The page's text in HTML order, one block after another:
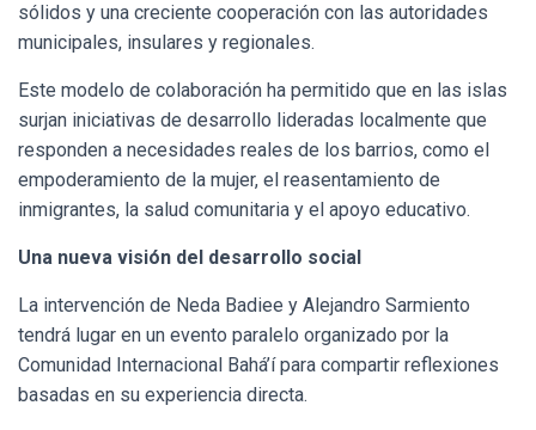
sólidos y una creciente cooperación con las autoridades
municipales, insulares y regionales.
Este modelo de colaboración ha permitido que en las islas
surjan iniciativas de desarrollo lideradas localmente que
responden a necesidades reales de los barrios, como el
empoderamiento de la mujer, el reasentamiento de
inmigrantes, la salud comunitaria y el apoyo educativo.
Una nueva visión del desarrollo social
La intervención de Neda Badiee y Alejandro Sarmiento
tendrá lugar en un evento paralelo organizado por la
Comunidad Internacional Bahá’í para compartir reflexiones
basadas en su experiencia directa.